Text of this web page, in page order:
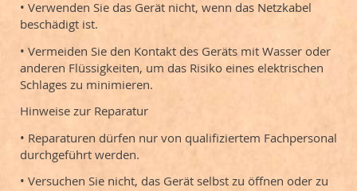
• Verwenden Sie das Gerät nicht, wenn das Netzkabel
beschädigt ist.
• Vermeiden Sie den Kontakt des Geräts mit Wasser oder
anderen Flüssigkeiten, um das Risiko eines elektrischen
Schlages zu minimieren.
Hinweise zur Reparatur
• Reparaturen dürfen nur von qualifiziertem Fachpersonal
durchgeführt werden.
• Versuchen Sie nicht, das Gerät selbst zu öffnen oder zu